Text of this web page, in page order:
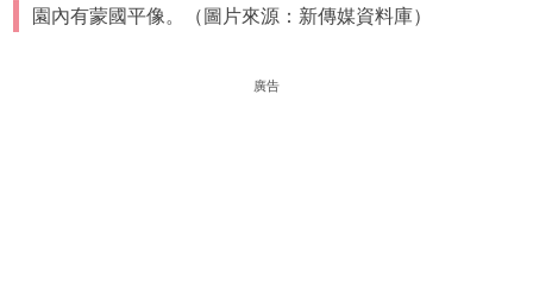
園內有蒙國平像。（圖片來源：新傳媒資料庫）
廣告